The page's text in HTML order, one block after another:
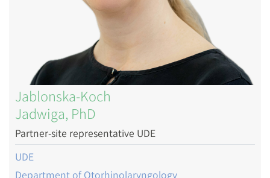
Jablonska-Koch
Jadwiga, PhD
Partner-site representative UDE
UDE
Department of Otorhinolaryngology